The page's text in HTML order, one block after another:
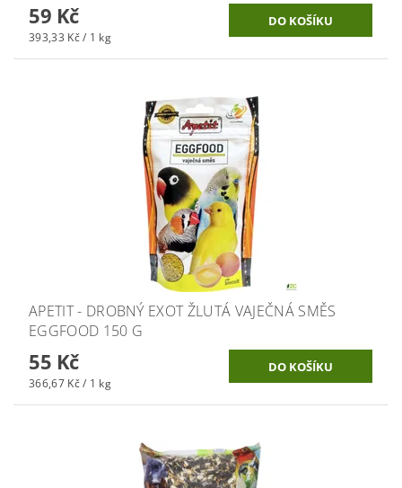
59 Kč
393,33 Kč / 1 kg
APETIT - DROBNÝ EXOT ŽLUTÁ VAJEČNÁ SMĚS
EGGFOOD 150 G
55 Kč
366,67 Kč / 1 kg